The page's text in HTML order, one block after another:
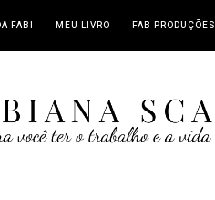
FABI MEU LIVRO FAB PRODUÇÕES